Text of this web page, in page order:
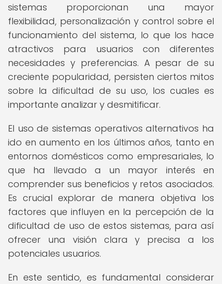
sistemas proporcionan una mayor
flexibilidad, personalización y control sobre el
funcionamiento del sistema, lo que los hace
atractivos para usuarios con diferentes
necesidades y preferencias. A pesar de su
creciente popularidad, persisten ciertos mitos
sobre la dificultad de su uso, los cuales es
importante analizar y desmitificar.
El uso de sistemas operativos alternativos ha
ido en aumento en los últimos años, tanto en
entornos domésticos como empresariales, lo
que ha llevado a un mayor interés en
comprender sus beneficios y retos asociados.
Es crucial explorar de manera objetiva los
factores que influyen en la percepción de la
dificultad de uso de estos sistemas, para así
ofrecer una visión clara y precisa a los
potenciales usuarios.
En este sentido, es fundamental considerar